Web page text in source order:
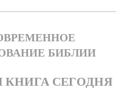
БИБЛИИ
КНИГА СЕГОДНЯ